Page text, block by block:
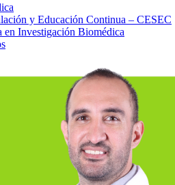
y Educación Continua – CESEC
en Investigación Biomédica